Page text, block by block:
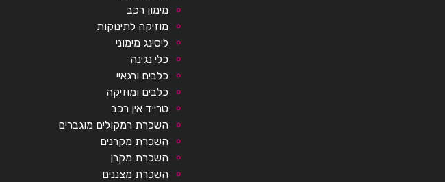
מימון רכב
מוזיקה לתינוקות
ליסינג מימוני
כלי נגינה
כלבים ורגאיי
כלבים ומוזיקה
טרייד אין רכב
השכרת רמקולים מוגברים
השכרת מקרנים
השכרת מקרן
השכרת מצננים